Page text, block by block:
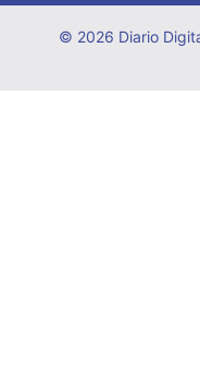
© 2026 Diario